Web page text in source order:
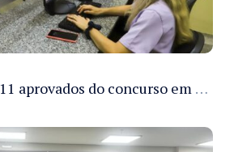
Semsa convoca 11 aprovados do concurso em Manaus para apresentação e posse até 3/9